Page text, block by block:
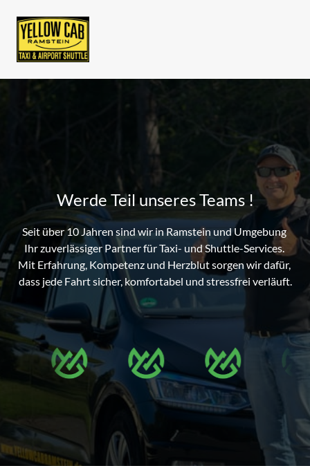
Werde Teil unseres Teams !
Seit über 10 Jahren sind wir in Ramstein und Umgebung
Ihr zuverlässiger Partner für Taxi- und Shuttle-Services.
Mit Erfahrung, Kompetenz und Herzblut sorgen wir dafür,
dass jede Fahrt sicher, komfortabel und stressfrei verläuft.